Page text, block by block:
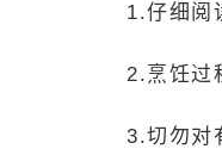
1.仔细阅
2.烹饪过
3.切勿对